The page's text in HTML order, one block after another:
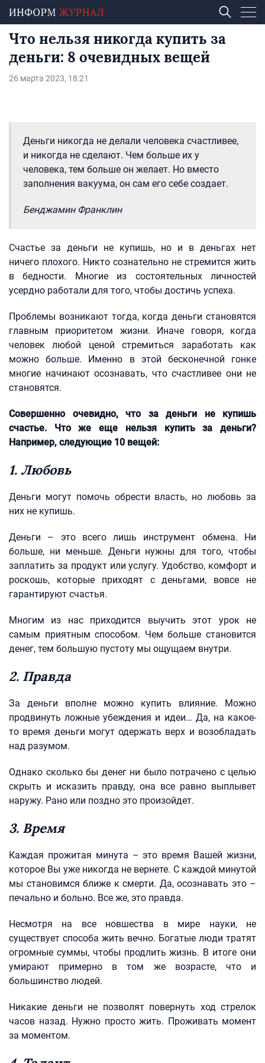
Что нельзя никогда купить за
деньги: 8 очевидных вещей
26 марта 2023, 18:21
Деньги никогда не делали человека счастливее,
и никогда не сделают. Чем больше их у
человека, тем больше он желает. Но вместо
заполнения вакуума, он сам его себе создает.
Бенджамин Франклин
Счастье за деньги не купишь, но и в деньгах нет
ничего плохого. Никто сознательно не стремится жить
в бедности. Многие из состоятельных личностей
усердно работали для того, чтобы достичь успеха.
Проблемы возникают тогда, когда деньги становятся
главным приоритетом жизни. Иначе говоря, когда
человек любой ценой стремиться заработать как
можно больше. Именно в этой бесконечной гонке
многие начинают осознавать, что счастливее они не
становятся.
Совершенно очевидно, что за деньги не купишь
счастье. Что же еще нельзя купить за деньги?
Например, следующие 10 вещей:
1. Любовь
Деньги могут помочь обрести власть, но любовь за
них не купишь.
Деньги – это всего лишь инструмент обмена. Ни
больше, ни меньше. Деньги нужны для того, чтобы
заплатить за продукт или услугу. Удобство, комфорт и
роскошь, которые приходят с деньгами, вовсе не
гарантируют счастья.
Многим из нас приходится выучить этот урок не
самым приятным способом. Чем больше становится
денег, тем большую пустоту мы ощущаем внутри.
2. Правда
За деньги вполне можно купить влияние. Можно
продвинуть ложные убеждения и идеи… Да, на какое-
то время деньги могут одержать верх и возобладать
над разумом.
Однако сколько бы денег ни было потрачено с целью
скрыть и исказить правду, она все равно выплывет
наружу. Рано или поздно это произойдет.
3. Время
Каждая прожитая минута – это время Вашей жизни,
которое Вы уже никогда не вернете. С каждой минутой
мы становимся ближе к смерти. Да, осознавать это –
печально и больно. Все же, это правда.
Несмотря на все новшества в мире науки, не
существует способа жить вечно. Богатые люди тратят
огромные суммы, чтобы продлить жизнь. В итоге они
умирают примерно в том же возрасте, что и
большинство людей.
Никакие деньги не позволят повернуть ход стрелок
часов назад. Нужно просто жить. Проживать момент
за моментом.